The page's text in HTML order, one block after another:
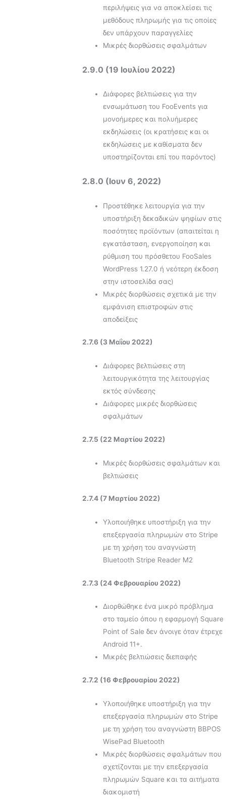
περιλήψεις για να αποκλείσει τις
μεθόδους πληρωμής για τις οποίες
δεν υπάρχουν παραγγελίες
Μικρές διορθώσεις σφαλμάτων
2.9.0 (19 Ιουλίου 2022)
Διάφορες βελτιώσεις για την
ενσωμάτωση του FooEvents για
μονοήμερες και πολυήμερες
εκδηλώσεις (οι κρατήσεις και οι
εκδηλώσεις με καθίσματα δεν
υποστηρίζονται επί του παρόντος)
2.8.0 (Ιουν 6, 2022)
Προστέθηκε λειτουργία για την
υποστήριξη δεκαδικών ψηφίων στις
ποσότητες προϊόντων (απαιτείται η
εγκατάσταση, ενεργοποίηση και
ρύθμιση του πρόσθετου FooSales
WordPress 1.27.0 ή νεότερη έκδοση
στην ιστοσελίδα σας)
Μικρές διορθώσεις σχετικά με την
εμφάνιση επιστροφών στις
αποδείξεις
2.7.6 (3 Μαΐου 2022)
Διάφορες βελτιώσεις στη
λειτουργικότητα της λειτουργίας
εκτός σύνδεσης
Διάφορες μικρές διορθώσεις
σφαλμάτων
2.7.5 (22 Μαρτίου 2022)
Μικρές διορθώσεις σφαλμάτων και
βελτιώσεις
2.7.4 (7 Μαρτίου 2022)
Υλοποιήθηκε υποστήριξη για την
επεξεργασία πληρωμών στο Stripe
με τη χρήση του αναγνώστη
Bluetooth Stripe Reader M2
2.7.3 (24 Φεβρουαρίου 2022)
Διορθώθηκε ένα μικρό πρόβλημα
στο ταμείο όπου η εφαρμογή Square
Point of Sale δεν άνοιγε όταν έτρεχε
Android 11+.
Μικρές βελτιώσεις διεπαφής
2.7.2 (16 Φεβρουαρίου 2022)
Υλοποιήθηκε υποστήριξη για την
επεξεργασία πληρωμών στο Stripe
με τη χρήση του αναγνώστη BBPOS
WisePad Bluetooth
Μικρές διορθώσεις σφαλμάτων που
σχετίζονται με την επεξεργασία
πληρωμών Square και τα αιτήματα
διακομιστή